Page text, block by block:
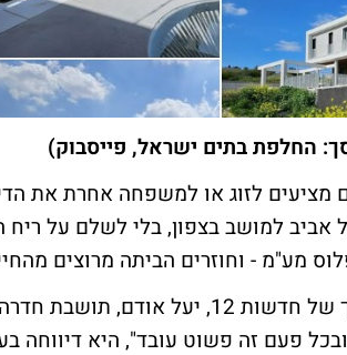
החלפת בתים ישראל, פייסבוק)
לזוג או למשפחה אחרת את
למושב בצפון, בלי לשלם על
מע"מ - וחוזרים הביתה מרוצים
תשאלו את כתבת החינוך של חדשות
פעם זה פשוט עובד", היא דיווחה